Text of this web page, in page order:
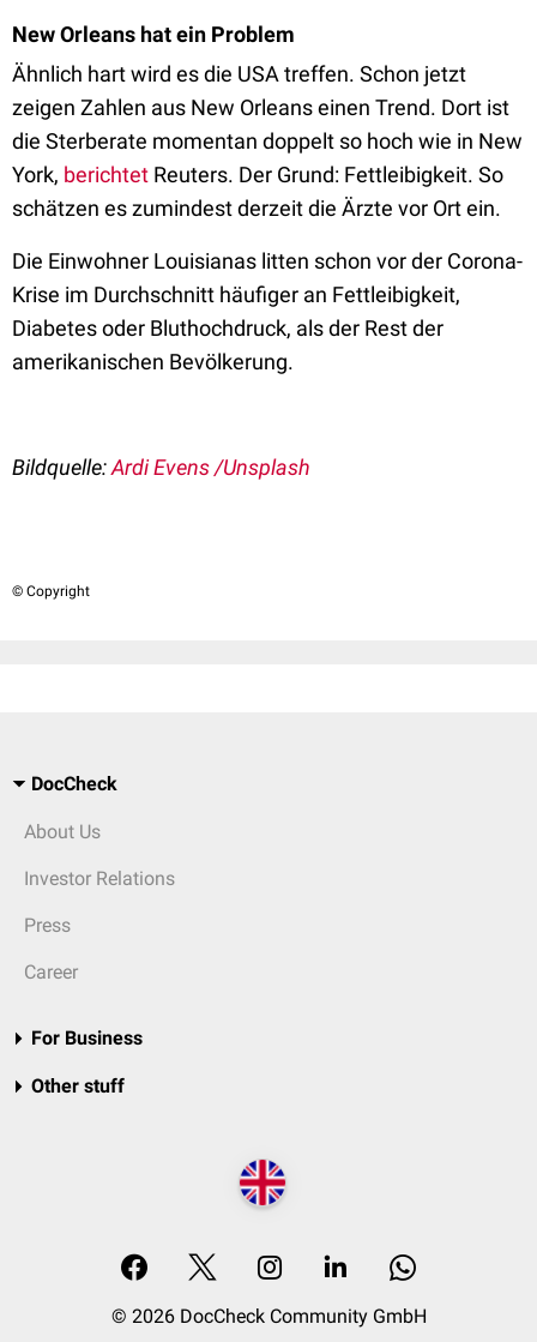
New Orleans hat ein Problem
Ähnlich hart wird es die USA treffen. Schon jetzt
zeigen Zahlen aus New Orleans einen Trend. Dort ist
die Sterberate momentan doppelt so hoch wie in New
York, berichtet Reuters. Der Grund: Fettleibigkeit. So
schätzen es zumindest derzeit die Ärzte vor Ort ein.
Die Einwohner Louisianas litten schon vor der Corona-
Krise im Durchschnitt häufiger an Fettleibigkeit,
Diabetes oder Bluthochdruck, als der Rest der
amerikanischen Bevölkerung.
Bildquelle:Ardi Evens /Unsplash
© Copyright
DocCheck
About Us
Investor Relations
Press
Career
For Business
Other stuff
© 2026 DocCheck Community GmbH